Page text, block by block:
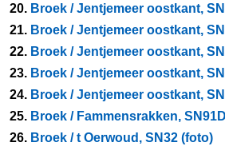
20. Broek / Jentjemeer oostkant,
21. Broek / Jentjemeer oostkant,
22. Broek / Jentjemeer oostkant,
23. Broek / Jentjemeer oostkant,
24. Broek / Jentjemeer oostkant,
25. Broek / Fammensrakken,
26. Broek / t Oerwoud, SN32 (foto)